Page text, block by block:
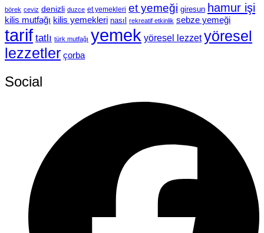
börek ceviz denizli duzce et yemekleri et yemeği giresun hamur işi
kilis mutfağı kilis yemekleri nasıl rekreatif etkinlik sebze yemeği
tarif tatlı türk mutfağı yemek yöresel lezzet yöresel
lezzetler çorba
Social